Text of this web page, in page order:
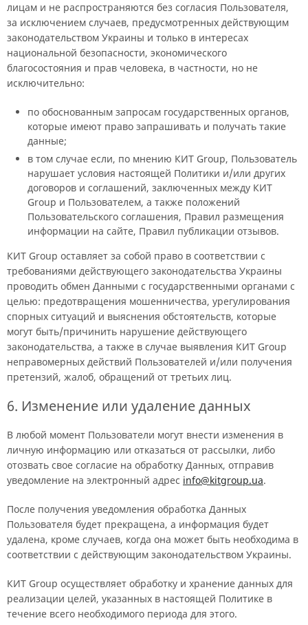
лицам и не распространяются без согласия Пользователя,
за исключением случаев, предусмотренных действующим
законодательством Украины и только в интересах
национальной безопасности, экономического
благосостояния и прав человека, в частности, но не
исключительно:
по обоснованным запросам государственных органов,
которые имеют право запрашивать и получать такие
данные;
в том случае если, по мнению КИТ Group, Пользователь
нарушает условия настоящей Политики и/или других
договоров и соглашений, заключенных между КИТ
Group и Пользователем, а также положений
Пользовательского соглашения, Правил размещения
информации на сайте, Правил публикации отзывов.
КИТ Group оставляет за собой право в соответствии с
требованиями действующего законодательства Украины
проводить обмен Данными с государственными органами с
целью: предотвращения мошенничества, урегулирования
спорных ситуаций и выяснения обстоятельств, которые
могут быть/причинить нарушение действующего
законодательства, а также в случае выявления КИТ Group
неправомерных действий Пользователей и/или получения
претензий, жалоб, обращений от третьих лиц.
6. Изменение или удаление данных
В любой момент Пользователи могут внести изменения в
личную информацию или отказаться от рассылки, либо
отозвать свое согласие на обработку Данных, отправив
уведомление на электронный адрес info@kitgroup.ua.
После получения уведомления обработка Данных
Пользователя будет прекращена, а информация будет
удалена, кроме случаев, когда она может быть необходима в
соответствии с действующим законодательством Украины.
КИТ Group осуществляет обработку и хранение данных для
реализации целей, указанных в настоящей Политике в
течение всего необходимого периода для этого.